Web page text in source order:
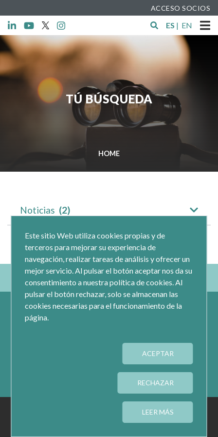
ACCESO SOCIOS
ES | EN
TÚ BÚSQUEDA
HOME
Noticias (2)
Calle Jacometrezo 15- 5ºM- 28013 Madrid
Tel.: 91 593 04 12
COOKIES
CONFIGURAR COOKIES
Este sitio Web utiliza cookies propias y de
terceros para mejorar su experiencia de
navegación, realizar tareas de análisis y ofrecer un
mejor servicio. Al pulsar el botón aceptar nos da su
consentimiento a nuestra política de cookies. Al
pulsar el botón rechazar, solo se almacenan las
cookies necesarias para el funcionamiento de la
página.
ACEPTAR
RECHAZAR
LEER MÁS